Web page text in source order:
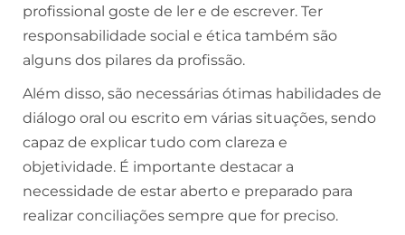
profissional goste de ler e de escrever. Ter
responsabilidade social e ética também são
alguns dos pilares da profissão.
Além disso, são necessárias ótimas habilidades de
diálogo oral ou escrito em várias situações, sendo
capaz de explicar tudo com clareza e
objetividade. É importante destacar a
necessidade de estar aberto e preparado para
realizar conciliações sempre que for preciso.